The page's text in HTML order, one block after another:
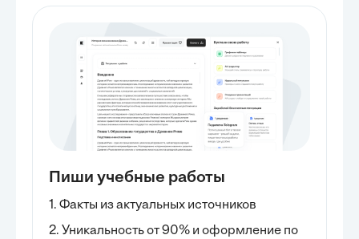
Пиши учебные работы
1. Факты из актуальных источников
2. Уникальность от 90% и оформление по